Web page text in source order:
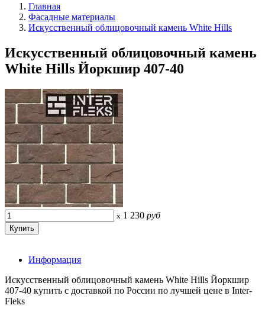
Главная
Фасадные материалы
Искусственный облицовочный камень White Hills
Искусственный облицовочный камень
White Hills Йоркшир 407-40
x 1 230 руб
Информация
Искусственный облицовочный камень White Hills Йоркшир
407-40 купить с доставкой по России по лучшей цене в Inter-
Fleks